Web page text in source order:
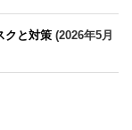
クと対策 (2026年5月